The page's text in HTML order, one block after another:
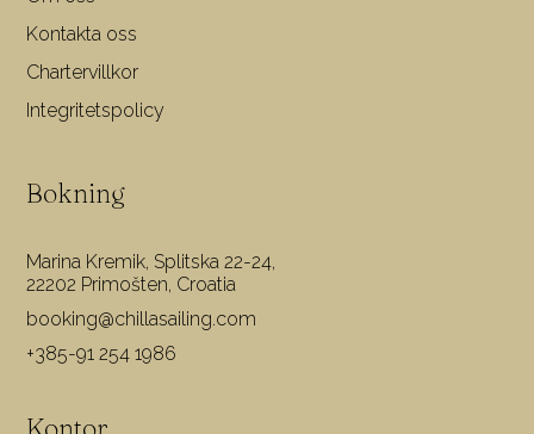
Kontakta oss
Chartervillkor
Integritetspolicy
Bokning
Marina Kremik, Splitska 22-24,
22202 Primošten, Croatia
booking@chillasailing.com
+385-91 254 1986